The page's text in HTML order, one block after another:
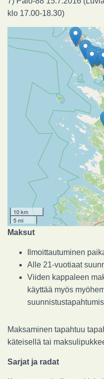
klo 17.00-18.30)
10 km
5 mi
Maksut
Ilmoittautuminen
Alle 21-vuotiaat
Viiden kappaleen
käyttää myös
Maksaminen tapahtuu
käteisellä tai
Sarjat ja radat